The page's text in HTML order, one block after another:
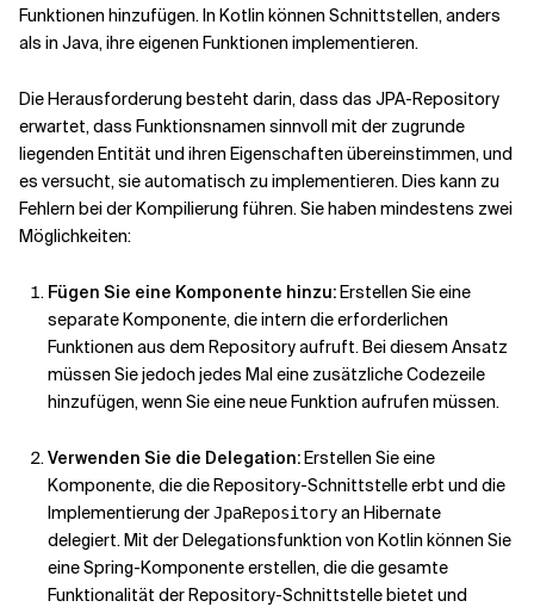
Funktionen hinzufügen. In Kotlin können Schnittstellen, anders
als in Java, ihre eigenen Funktionen implementieren.
Die Herausforderung besteht darin, dass das JPA-Repository
erwartet, dass Funktionsnamen sinnvoll mit der zugrunde
liegenden Entität und ihren Eigenschaften übereinstimmen, und
es versucht, sie automatisch zu implementieren. Dies kann zu
Fehlern bei der Kompilierung führen. Sie haben mindestens zwei
Möglichkeiten:
Fügen Sie eine Komponente hinzu:Erstellen Sie eine
separate Komponente, die intern die erforderlichen
Funktionen aus dem Repository aufruft. Bei diesem Ansatz
müssen Sie jedoch jedes Mal eine zusätzliche Codezeile
hinzufügen, wenn Sie eine neue Funktion aufrufen müssen.
Verwenden Sie die Delegation:Erstellen Sie eine
Komponente, die die Repository-Schnittstelle erbt und die
Implementierung derJpaRepositoryan Hibernate
delegiert. Mit der Delegationsfunktion von Kotlin können Sie
eine Spring-Komponente erstellen, die die gesamte
Funktionalität der Repository-Schnittstelle bietet und